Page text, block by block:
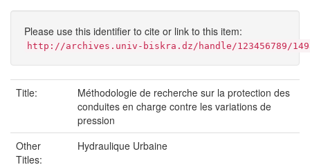
Please use this identifier to cite or link to this item:
http://archives.univ-biskra.dz/handle/123456789/
Title:
Méthodologie de recherche sur la protection des
conduites en charge contre les variations de
pression
Other
Titles:
Hydraulique Urbaine